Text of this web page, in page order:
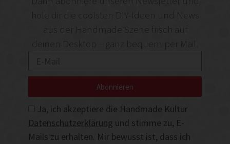
deinen Desktop – ganz bequem per Mail.
Ja, ich akzeptiere die Handmade Kultur
Datenschutzerklärung und stimme zu, E-
Mails zu erhalten. Mir bewusst ist, dass ich
Abonnieren